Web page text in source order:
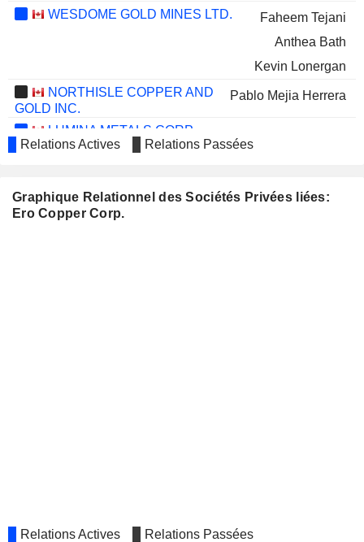
WESDOME GOLD MINES LTD.
Faheem Tejani
Anthea Bath
Kevin Lonergan
NORTHISLE COPPER AND
GOLD INC.
Pablo Mejia Herrera
LUMINA METALS CORP.
GREY WOLF HEALTH CORP.
Relations Actives Relations Passées
Graphique Relationnel des Sociétés Privées liées:
Ero Copper Corp.
Relations Actives Relations Passées